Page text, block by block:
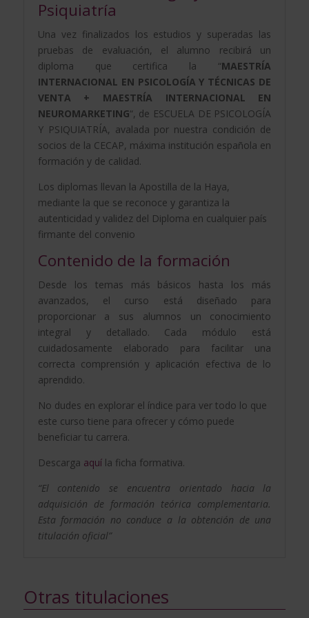
Psiquiatría
Una vez finalizados los estudios y superadas las
pruebas de evaluación, el alumno recibirá un
diploma que certifica la “MAESTRÍA
INTERNACIONAL EN PSICOLOGÍA Y TÉCNICAS DE
VENTA + MAESTRÍA INTERNACIONAL EN
NEUROMARKETING“, de ESCUELA DE PSICOLOGÍA
Y PSIQUIATRÍA, avalada por nuestra condición de
socios de la CECAP, máxima institución española en
formación y de calidad.
Los diplomas llevan la Apostilla de la Haya,
mediante la que se reconoce y garantiza la
autenticidad y validez del Diploma en cualquier país
firmante del convenio
Contenido de la formación
Desde los temas más básicos hasta los más
avanzados, el curso está diseñado para
proporcionar a sus alumnos un conocimiento
integral y detallado. Cada módulo está
cuidadosamente elaborado para facilitar una
correcta comprensión y aplicación efectiva de lo
aprendido.
No dudes en explorar el índice para ver todo lo que
este curso tiene para ofrecer y cómo puede
beneficiar tu carrera.
Descarga aquíla ficha formativa.
“El contenido se encuentra orientado hacia la
adquisición de formación teórica complementaria.
Esta formación no conduce a la obtención de una
titulación oficial”
Otras titulaciones